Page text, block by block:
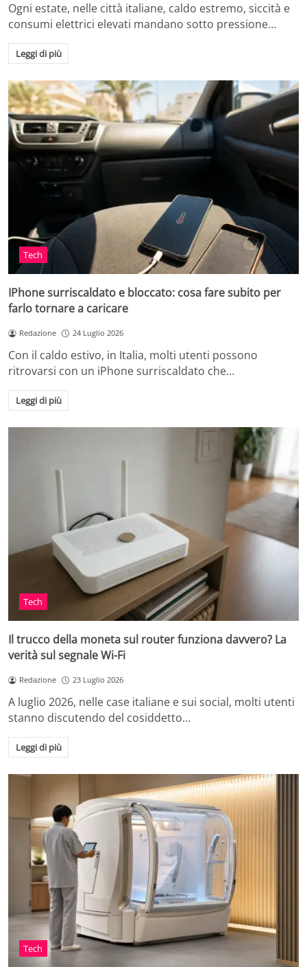
Ogni estate, nelle città italiane, caldo estremo, siccità e
consumi elettrici elevati mandano sotto pressione…
Leggi di più
Tech
IPhone surriscaldato e bloccato: cosa fare subito per
farlo tornare a caricare
Redazione 24 Luglio 2026
Con il caldo estivo, in Italia, molti utenti possono
ritrovarsi con un iPhone surriscaldato che…
Leggi di più
Tech
Il trucco della moneta sul router funziona davvero? La
verità sul segnale Wi-Fi
Redazione 23 Luglio 2026
A luglio 2026, nelle case italiane e sui social, molti utenti
stanno discutendo del cosiddetto…
Leggi di più
Tech